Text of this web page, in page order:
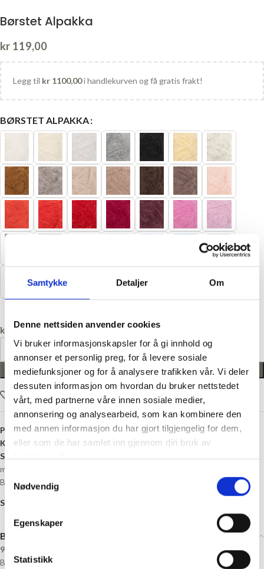
Samtykke Detaljer Om
Denne nettsiden anvender cookies
Vi bruker informasjonskapsler for å gi innhold og
annonser et personlig preg, for å levere sosiale
mediefunksjoner og for å analysere trafikken vår. Vi deler
dessuten informasjon om hvordan du bruker nettstedet
vårt, med partnerne våre innen sosiale medier,
annonsering og analysearbeid, som kan kombinere den
med annen informasjon du har gjort tilgjengelig for dem,
eller som de har samlet inn gjennom din bruk av
tjenestene deres.
Nødvendig
Egenskaper
Statistikk
Børstet Alpakka
kr 119,00
Legg til kr 1100,00i handlekurven og få gratis frakt!
BØRSTET ALPAKKA
kr 119,00
LEGG I HANDLEKURV
Legg i ønskelisten
Produktnummer:SG-GARN-BA
Kategori:Sandnes Garn
Stikkord:
masker
Børstet Alpakka
Share:
Beskrivelse
96% børstet alpakka og 4% nylon
Børstet Alpakka Tweed: